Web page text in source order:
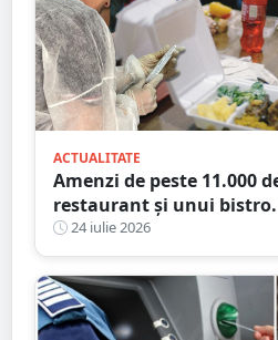
ACTUALITATE
Amenzi de peste 11.000
restaurant și unui
unde mâncați
24 iulie 2026